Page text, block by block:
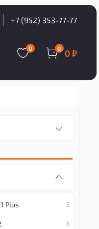
+7 (952) 353-77-77
0 0 0 ₽
Plus 5
6